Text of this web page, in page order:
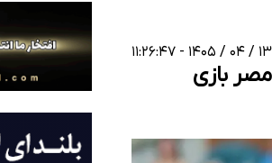
۱۳ / ۰۴ / ۱۴۰۵ - ۱۱:۲۶:۴۷
بازی